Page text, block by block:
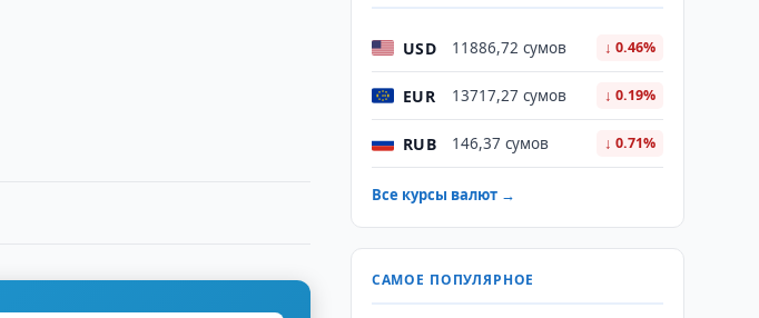
USD 11886,72 сумов ↓ 0.46%
EUR 13717,27 сумов ↓ 0.19%
RUB 146,37 сумов ↓ 0.71%
Все курсы валют →
САМОЕ ПОПУЛЯРНОЕ